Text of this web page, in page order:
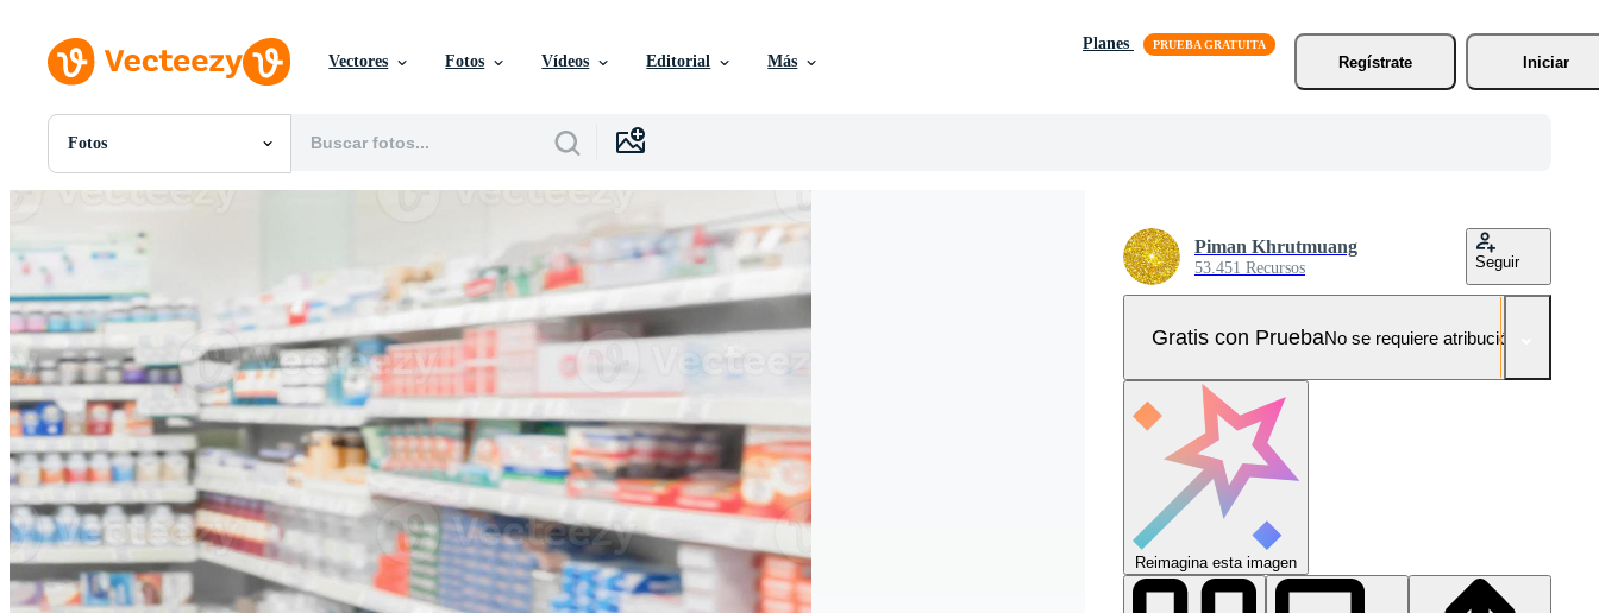
Vectores Fotos Vídeos Editorial Más
Planes
Regístrate
Iniciar
Fotos
Todas Imágenes
PSDs
Plantillas
Vectores
Videos
Gráficos en Movimiento
Imágenes Editoriales
Eventos Editoriales
Piman Khrutmuang
53.451 Recursos Seguir
Gratis con PruebaNo se requiere atribución!
Reimagina esta imagen